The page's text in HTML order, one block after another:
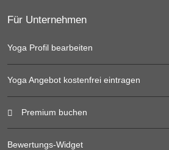
Für Unternehmen
Yoga Profil bearbeiten
Yoga Angebot kostenfrei eintragen
Premium buchen
Bewertungs-Widget